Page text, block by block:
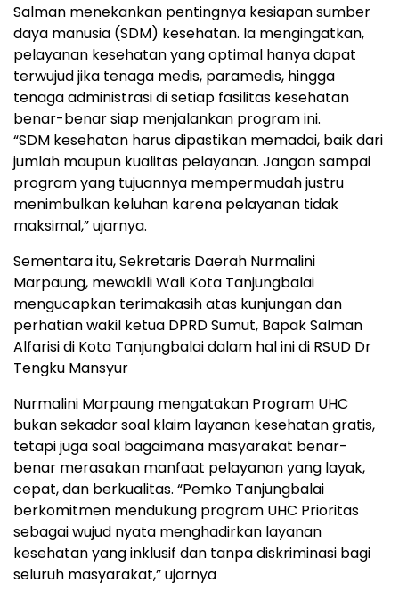
Salman menekankan pentingnya kesiapan sumber
daya manusia (SDM) kesehatan. Ia mengingatkan,
pelayanan kesehatan yang optimal hanya dapat
terwujud jika tenaga medis, paramedis, hingga
tenaga administrasi di setiap fasilitas kesehatan
benar-benar siap menjalankan program ini.
“SDM kesehatan harus dipastikan memadai, baik dari
jumlah maupun kualitas pelayanan. Jangan sampai
program yang tujuannya mempermudah justru
menimbulkan keluhan karena pelayanan tidak
maksimal,” ujarnya.
Sementara itu, Sekretaris Daerah Nurmalini
Marpaung, mewakili Wali Kota Tanjungbalai
mengucapkan terimakasih atas kunjungan dan
perhatian wakil ketua DPRD Sumut, Bapak Salman
Alfarisi di Kota Tanjungbalai dalam hal ini di RSUD Dr
Tengku Mansyur
Nurmalini Marpaung mengatakan Program UHC
bukan sekadar soal klaim layanan kesehatan gratis,
tetapi juga soal bagaimana masyarakat benar-
benar merasakan manfaat pelayanan yang layak,
cepat, dan berkualitas. “Pemko Tanjungbalai
berkomitmen mendukung program UHC Prioritas
sebagai wujud nyata menghadirkan layanan
kesehatan yang inklusif dan tanpa diskriminasi bagi
seluruh masyarakat,” ujarnya